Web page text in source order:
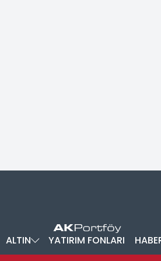
ALTIN YATIRIM FONLARI